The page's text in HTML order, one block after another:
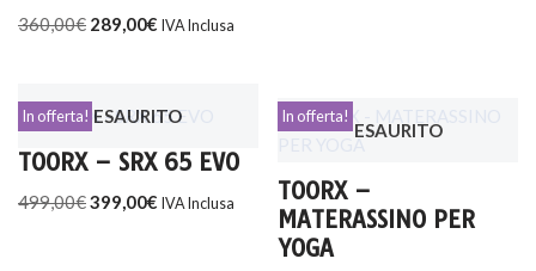
360,00€ 289,00€ IVA Inclusa
ESAURITO
In offerta!
TOORX – SRX 65 EVO
499,00€399,00€ IVA Inclusa
ESAURITO
In offerta!
TOORX –
MATERASSINO PER
YOGA